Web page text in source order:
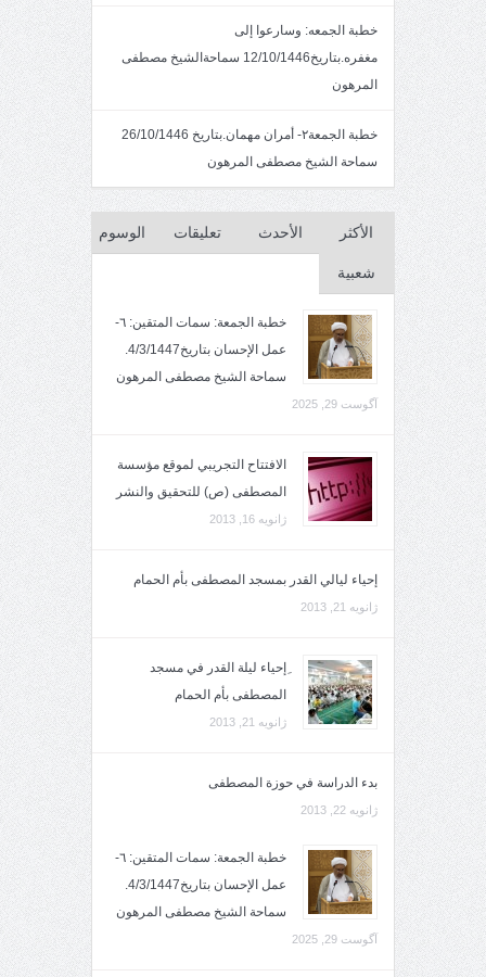
خطبة الجمعه: وسارعوا إلى
مغفره.بتاريخ12/10/1446 سماحةالشيخ مصطفى
المرهون
خطبة الجمعة٢- أمران مهمان.بتاريخ 26/10/1446
سماحة الشيخ مصطفى المرهون
الأكثر
شعبية
الأحدث تعليقات الوسوم
خطبة الجمعة: سمات المتقين: ٦-
عمل الإحسان بتاريخ4/3/1447.
سماحة الشيخ مصطفى المرهون
آگوست 29, 2025
الافتتاح التجريبي لموقع مؤسسة
المصطفى (ص) للتحقيق والنشر
ژانویه 16, 2013
إحياء ليالي القدر بمسجد المصطفى بأم الحمام
ژانویه 21, 2013
ِإحياء ليلة القدر في مسجد
المصطفى بأم الحمام
ژانویه 21, 2013
بدء الدراسة في حوزة المصطفى
ژانویه 22, 2013
خطبة الجمعة: سمات المتقين: ٦-
عمل الإحسان بتاريخ4/3/1447.
سماحة الشيخ مصطفى المرهون
آگوست 29, 2025